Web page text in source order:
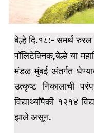
बेल्हे दि.१८:- समर्थ
पॉलिटेक्निक,बेल्हे या
मंडळ मुंबई अंतर्गत
उत्कृष्ट निकालाची
विद्यार्थ्यांपैकी १२१४
झाले असून.